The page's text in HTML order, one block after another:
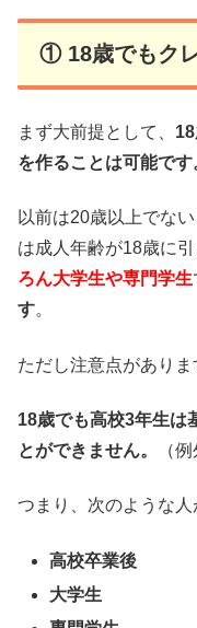
① 18歳でもク
まず大前提として、
を作ることは可能です
以前は20歳以上でな
は成人年齢が18歳に引
ろん大学生や専門学生
す。
ただし注意点がありま
18歳でも高校3年生は
とができません。
（
つまり、次のような人
高校卒業後
大学生